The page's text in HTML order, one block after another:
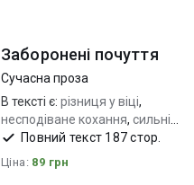
Заборонені почуття
Сучасна проза
В тексті є: різниця у віці,
несподіване кохання, сильні
почуття_складний вибір
Повний текст 187 стор.
Ціна: 89 грн